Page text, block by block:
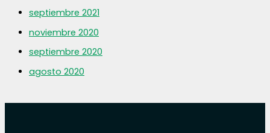
septiembre 2021
noviembre 2020
septiembre 2020
agosto 2020